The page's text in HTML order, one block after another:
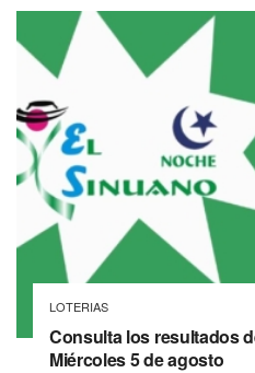
LOTERIAS
Consulta los resultados
Miércoles 5 de agosto